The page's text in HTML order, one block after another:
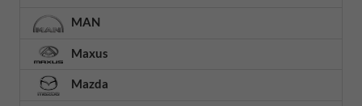
MAN
Maxus
Mazda